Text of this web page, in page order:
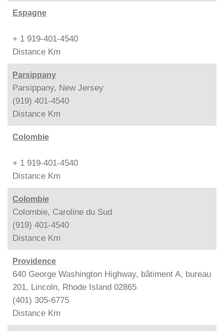
Espagne
+ 1 919-401-4540
Distance Km
Parsippany
Parsippany, New Jersey
(919) 401-4540
Distance Km
Colombie
+ 1 919-401-4540
Distance Km
Colombie
Colombie, Caroline du Sud
(919) 401-4540
Distance Km
Providence
640 George Washington Highway, bâtiment A, bureau
201, Lincoln, Rhode Island 02865
(401) 305-6775
Distance Km